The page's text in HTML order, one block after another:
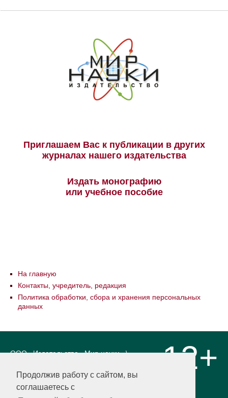
Продолжив работу с сайтом, вы
соглашаетесь с
Приглашаем Вас к публикации в других
журналах нашего издательства
Издать монографию
или учебное пособие
На главную
Контакты, учредитель, редакция
Политика обработки, сбора и хранения персональных
данных
ООО «Издательство «Мир науки» \
LLC Материалы, размещенные на сайте,
охраняются Законом о защите авторских
прав. Публикация любых материалов
12+